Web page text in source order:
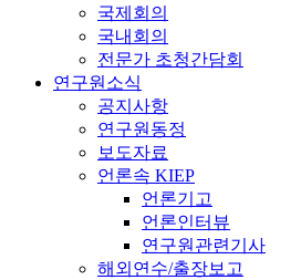
국제회의
국내회의
전문가 초청간담회
연구원소식
공지사항
연구원동정
보도자료
언론속 KIEP
언론기고
언론인터뷰
연구원관련기사
해외연수/출장보고